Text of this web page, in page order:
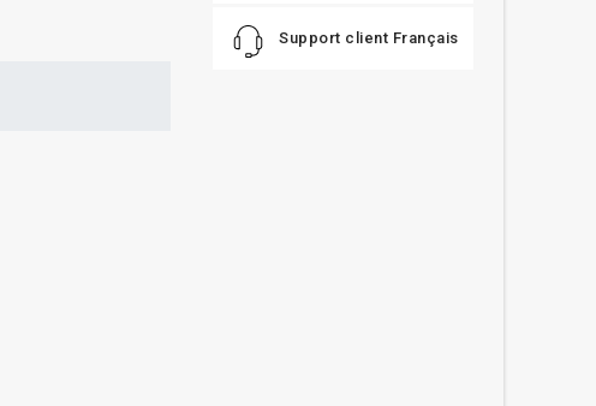
Support client Français